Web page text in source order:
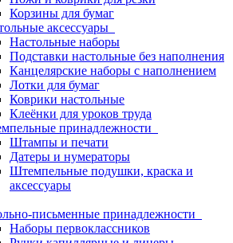
Корзины для бумаг
аксессуары
Настольные наборы
Подставки настольные без наполнения
Канцелярские наборы с наполнением
Лотки для бумаг
Коврики настольные
Клеёнки для уроков труда
принадлежности
Штампы и печати
Датеры и нумераторы
Штемпельные подушки, краска и
аксессуары
письменные принадлежности
Наборы первоклассников